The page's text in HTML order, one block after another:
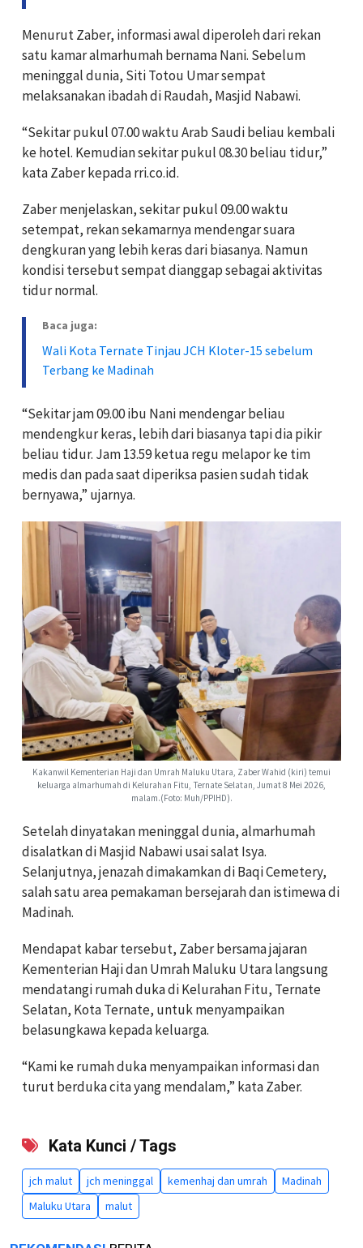
Menurut Zaber, informasi awal diperoleh dari rekan
satu kamar almarhumah bernama Nani. Sebelum
meninggal dunia, Siti Totou Umar sempat
melaksanakan ibadah di Raudah, Masjid Nabawi.
“Sekitar pukul 07.00 waktu Arab Saudi beliau kembali
ke hotel. Kemudian sekitar pukul 08.30 beliau tidur,”
kata Zaber kepada rri.co.id.
Zaber menjelaskan, sekitar pukul 09.00 waktu
setempat, rekan sekamarnya mendengar suara
dengkuran yang lebih keras dari biasanya. Namun
kondisi tersebut sempat dianggap sebagai aktivitas
tidur normal.
Baca juga:
Wali Kota Ternate Tinjau JCH Kloter-15 sebelum
Terbang ke Madinah
“Sekitar jam 09.00 ibu Nani mendengar beliau
mendengkur keras, lebih dari biasanya tapi dia pikir
beliau tidur. Jam 13.59 ketua regu melapor ke tim
medis dan pada saat diperiksa pasien sudah tidak
bernyawa,” ujarnya.
Kakanwil Kementerian Haji dan Umrah Maluku Utara, Zaber Wahid (kiri) temui
keluarga almarhumah di Kelurahan Fitu, Ternate Selatan, Jumat 8 Mei 2026,
malam.(Foto: Muh/PPIHD).
Setelah dinyatakan meninggal dunia, almarhumah
disalatkan di Masjid Nabawi usai salat Isya.
Selanjutnya, jenazah dimakamkan di Baqi Cemetery,
salah satu area pemakaman bersejarah dan istimewa di
Madinah.
Mendapat kabar tersebut, Zaber bersama jajaran
Kementerian Haji dan Umrah Maluku Utara langsung
mendatangi rumah duka di Kelurahan Fitu, Ternate
Selatan, Kota Ternate, untuk menyampaikan
belasungkawa kepada keluarga.
“Kami ke rumah duka menyampaikan informasi dan
turut berduka cita yang mendalam,” kata Zaber.
Kata Kunci / Tags
jch malut jch meninggal kemenhaj dan umrah
Madinah
Maluku Utara
malut